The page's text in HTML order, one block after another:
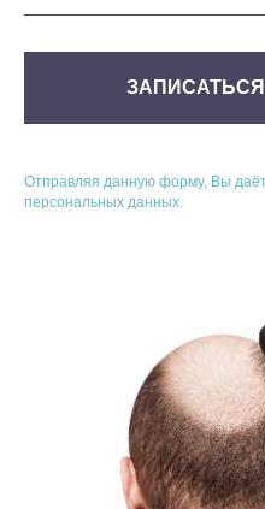
Отправляя данную форму, Вы
персональных данных.